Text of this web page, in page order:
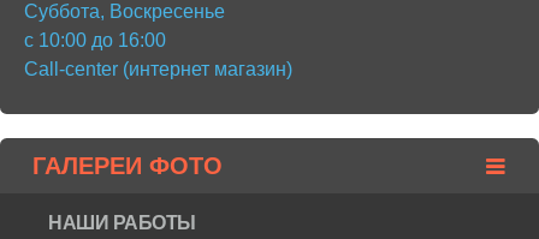
Суббота, Воскресенье
с 10:00 до 16:00
Call-center (интернет магазин)
ГАЛЕРЕИ ФОТО
НАШИ РАБОТЫ